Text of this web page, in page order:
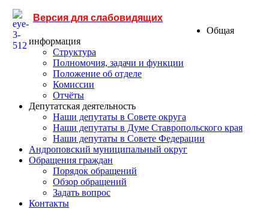
Версия для слабовидящих
Общая
информация
Структура
Полномочия, задачи и функции
Положение об отделе
Комиссии
Отчёты
Депутатская деятельность
Наши депутаты в Совете округа
Наши депутаты в Думе Ставропольского края
Наши депутаты в Совете Федерации
Андроповский муниципальный округ
Обращения граждан
Порядок обращений
Обзор обращений
Задать вопрос
Контакты